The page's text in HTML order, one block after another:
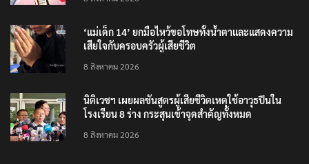
‘แม่เด็ก 14’ ยกมือไหว้ขอโทษทั้งน้ำตาและแสดงความ
เสียใจกับครอบครัวผู้เสียชีวิต
8 สิงหาคม 2026
นิติเวชฯ เผยผลชันสูตรผู้เสียชีวิตเหตุใช้อาวุธปืนใน
โรงเรียน 8 ร่าง กระสุนเข้าจุดสำคัญทั้งหมด
8 สิงหาคม 2026